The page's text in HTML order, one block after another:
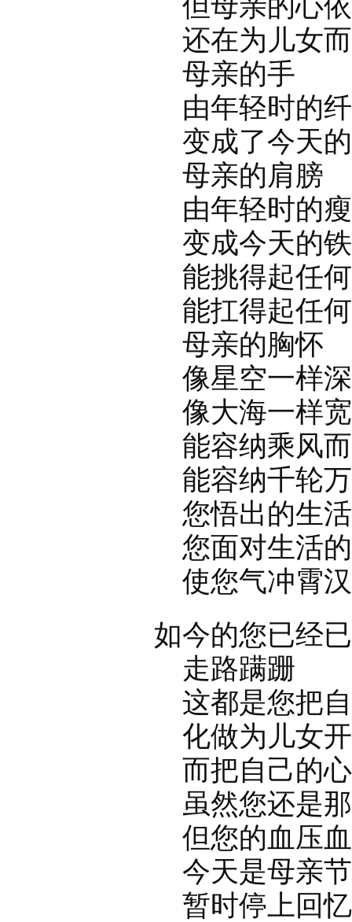
还在为儿女而
母亲的手
由年轻时的纤
变成了今天的
母亲的肩膀
由年轻时的瘦
变成今天的铁
能挑得起任何
能扛得起任何
母亲的胸怀
像星空一样
像大海一样宽
能容纳乘风而
能容纳千轮万
您悟出的生活
您面对生活的
使您气冲霄汉
如今的您已经
走路蹒跚
这都是您把自
化做为儿女开
而把自己的心
虽然您还是那
但您的血压血
今天是母亲节
暂时停上回忆